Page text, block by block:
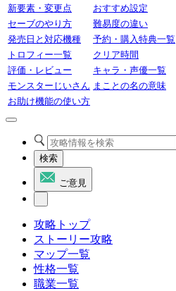
新要素・変更点
おすすめ設定
セーブのやり方
難易度の違い
発売日と対応機種
予約・購入特典一覧
トロフィー一覧
クリア時間
評価・レビュー
キャラ・声優一覧
モンスターじいさん まことの名の意味
お助け機能の使い方
検索
ご意見
攻略トップ
ストーリー攻略
マップ一覧
性格一覧
職業一覧